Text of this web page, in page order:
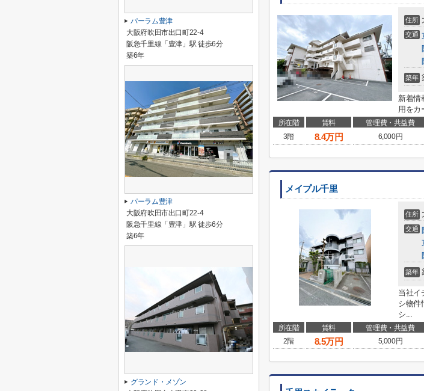
住所
交通
築年
新着情
用をカ
所在階 賃料 管理費・共益費
3階
8.4万円 6,000円
メイプル千里
住所
交通
築年
当社イ
シ物件
シ...
所在階 賃料 管理費・共益費
2階
8.5万円 5,000円
パーラム豊津
大阪府吹田市出口町22-4
阪急千里線「豊津」駅 徒歩6分
築6年
パーラム豊津
大阪府吹田市出口町22-4
阪急千里線「豊津」駅 徒歩6分
築6年
グランド・メゾン